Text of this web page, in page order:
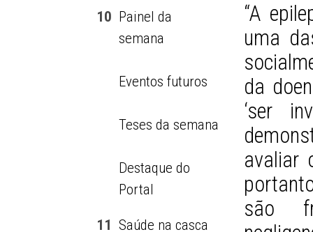
10 Painel da
semana
Eventos futuros
Teses da semana
Destaque do
Portal
11 Saúde na casca
“A
uma
da
‘ser
avaliar
são